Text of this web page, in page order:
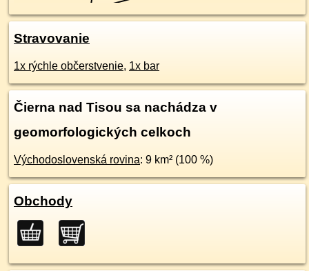
Stravovanie
1x rýchle občerstvenie, 1x bar
Čierna nad Tisou sa nachádza v
geomorfologických celkoch
Východoslovenská rovina: 9 km² (100 %)
Obchody